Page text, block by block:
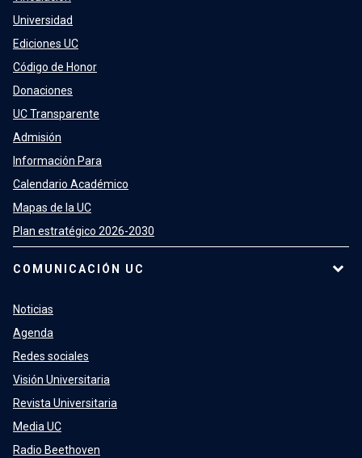
Universidad
Ediciones UC
Código de Honor
Donaciones
UC Transparente
Admisión
Información Para
Calendario Académico
Mapas de la UC
Plan estratégico 2026-2030
COMUNICACIÓN UC
Noticias
Agenda
Redes sociales
Visión Universitaria
Revista Universitaria
Media UC
Radio Beethoven